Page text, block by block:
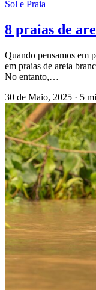
Sol e Praia
8 praias de
Quando pensamos em
em praias de areia
No entanto,…
30 de Maio, 2025 · 5